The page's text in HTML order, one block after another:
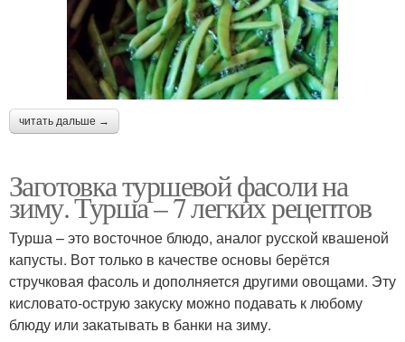
читать дальше →
Заготовка туршевой фасоли на
зиму. Турша – 7 легких рецептов
Турша – это восточное блюдо, аналог русской квашеной
капусты. Вот только в качестве основы берётся
стручковая фасоль и дополняется другими овощами. Эту
кисловато-острую закуску можно подавать к любому
блюду или закатывать в банки на зиму.